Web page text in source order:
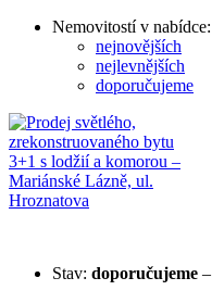
Nemovitostí v nabídce:
nejnovějších
nejlevnějších
doporučujeme
Stav: doporučujeme –